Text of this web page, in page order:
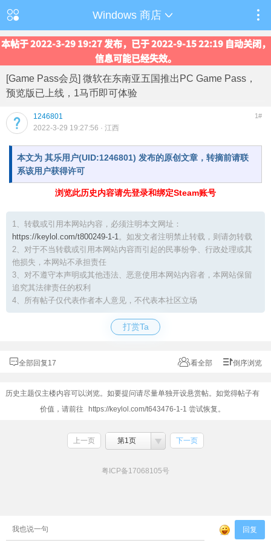
Windows 商店
本帖于 2022-3-29 19:27 发布，已于 2022-9-15 22:19 自动关闭，
信息可能已经失效。
[Game Pass会员] 微软在东南亚五国推出PC Game Pass，
预览版已上线，1马币即可体验
1246801 1#
2022-3-29 19:27:56 · 江西
本文为 其乐用户(UID:1246801) 发布的原创文章，转摘前请联
系该用户获得许可
浏览此历史内容请先登录和绑定Steam账号
1、转载或引用本网站内容，必须注明本文网址：
https://keylol.com/t800249-1-1。如发文者注明禁止转载，则请勿转载
2、对于不当转载或引用本网站内容而引起的民事纷争、行政处理或其
他损失，本网站不承担责任
3、对不遵守本声明或其他违法、恶意使用本网站内容者，本网站保留
追究其法律责任的权利
4、所有帖子仅代表作者本人意见，不代表本社区立场
打赏Ta
全部回复17 看全部 倒序浏览
历史主题仅主楼内容可以浏览。如要提问请尽量单独开设悬赏帖。如觉得帖子有
价值，请前往
https://keylol.com/t643476-1-1 尝试恢复。
上一页 第1页 下一页
粤ICP备17068105号